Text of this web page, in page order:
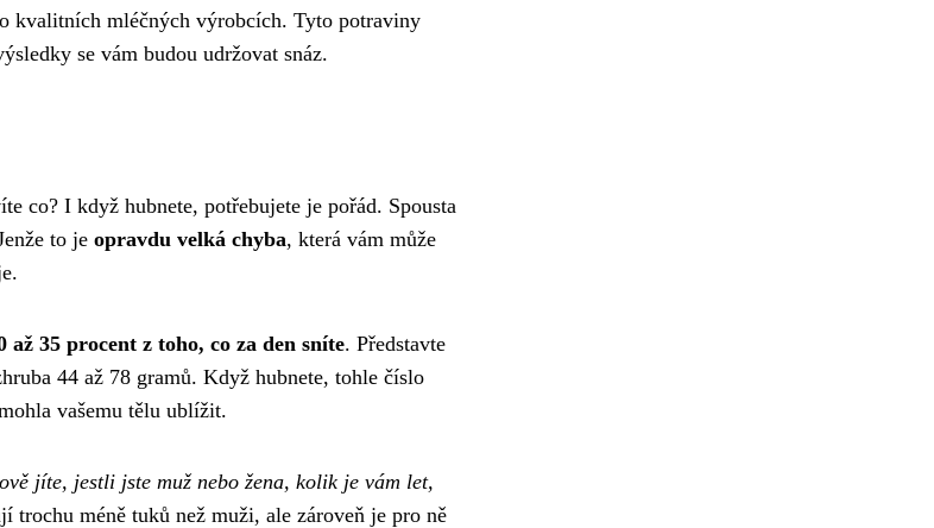
kvalitních mléčných výrobcích. Tyto potraviny
se vám budou udržovat snáz.
co? I když hubnete, potřebujete je pořád. Spousta
to je opravdu velká chyba, která vám může
až 35 procent z toho, co za den sníte. Představte
44 až 78 gramů. Když hubnete, tohle číslo
vašemu tělu ublížit.
jíte, jestli jste muž nebo žena, kolik je vám let,
trochu méně tuků než muži, ale zároveň je pro ně